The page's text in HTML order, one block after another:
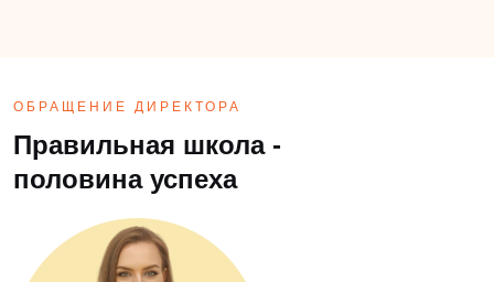
ОБРАЩЕНИЕ ДИРЕКТОРА
Правильная школа -
половина успеха